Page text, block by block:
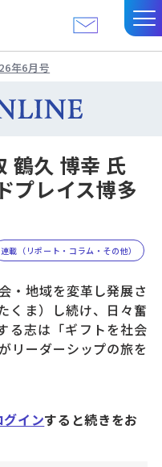
年6月号
鶴久 博幸 氏
プレイス博多
連載（リポート・コラム・その他）
・地域を変革し発展さ
くま）し続け、日々奮
る志は「ギフトを社会
リーダーシップの旅を
グインすると続きをお